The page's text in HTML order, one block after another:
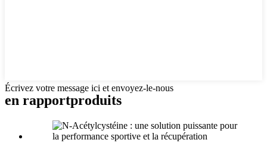
Écrivez votre message ici et envoyez-le-nous
en rapportproduits